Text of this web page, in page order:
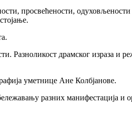
просвећености, одуховљености
Разноликост драмског израза и
уметнице Ане Колбјанове.
разних манифестација и